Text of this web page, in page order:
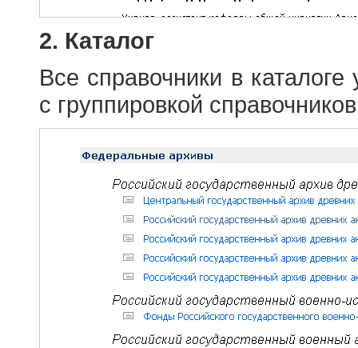
2. Каталог
Все справочники в
с группировкой